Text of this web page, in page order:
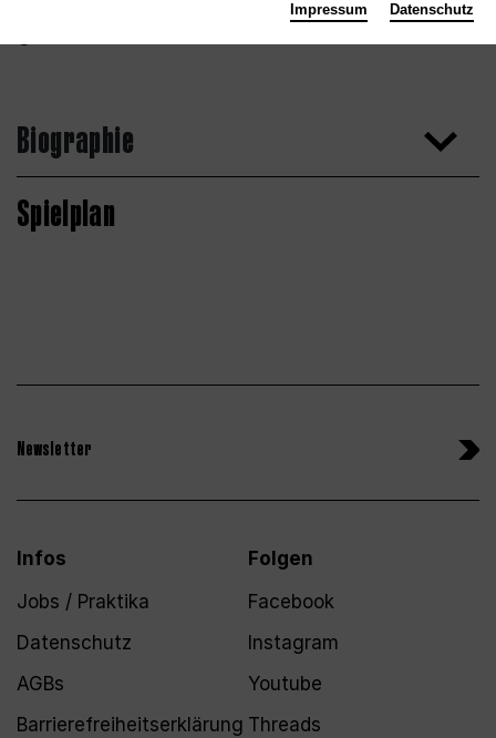
Biographie
Spielplan
Newsletter
Infos
Jobs / Praktika
Datenschutz
AGBs
Barrierefreiheitserklärung
Folgen
Facebook
Instagram
Youtube
Threads
Impressum Datenschutz